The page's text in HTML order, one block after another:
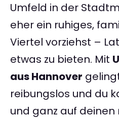
Umfeld in der
eher ein ruhiges,
Viertel vorziehst –
etwas zu bieten. Mit
aus Hannover
reibungslos und du
und ganz auf deinen